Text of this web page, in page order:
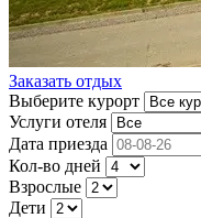
Заказать отдых
Выберите курорт
Услуги отеля
Дата приезда
Кол-во дней
Взрослые
Дети